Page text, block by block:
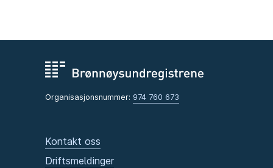
Organisasjonsnummer: 974 760 673
Kontakt oss
Driftsmeldinger